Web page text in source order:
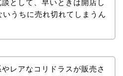
として、早いときは開店し
いうちに売れ切れてしまうん
レアなコリドラスが販売さ